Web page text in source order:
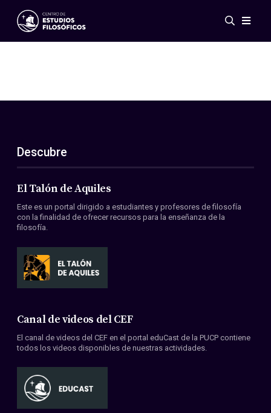
Eventos
ES
EN
Acerca de nosotros
Miembros
Convenios
Descubre
El Talón de Aquiles
Este es un portal dirigido a estudiantes y profesores de filosofía
con la finalidad de ofrecer recursos para la enseñanza de la
filosofía.
Canal de videos del CEF
El canal de videos del CEF en el portal eduCast de la PUCP contiene
todos los videos disponibles de nuestras actividades.